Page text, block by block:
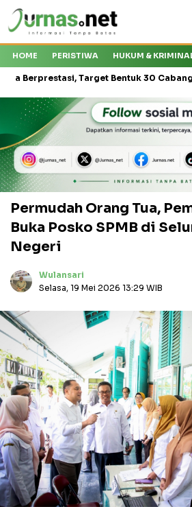
HOME PERISTIWA HUKUM &
Target Bentuk 30 Cabang dan
Permudah Orang Tua,
Buka Posko SPMB di
Negeri
Wulansari
Selasa, 19 Mei 2026 13:29 WIB